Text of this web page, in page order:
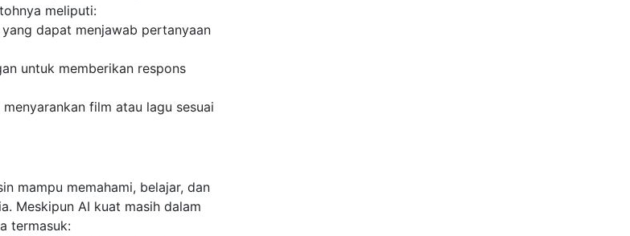
meliputi:
dapat menjawab pertanyaan
untuk memberikan respons
film atau lagu sesuai
mampu memahami, belajar, dan
Meskipun AI kuat masih dalam
termasuk: